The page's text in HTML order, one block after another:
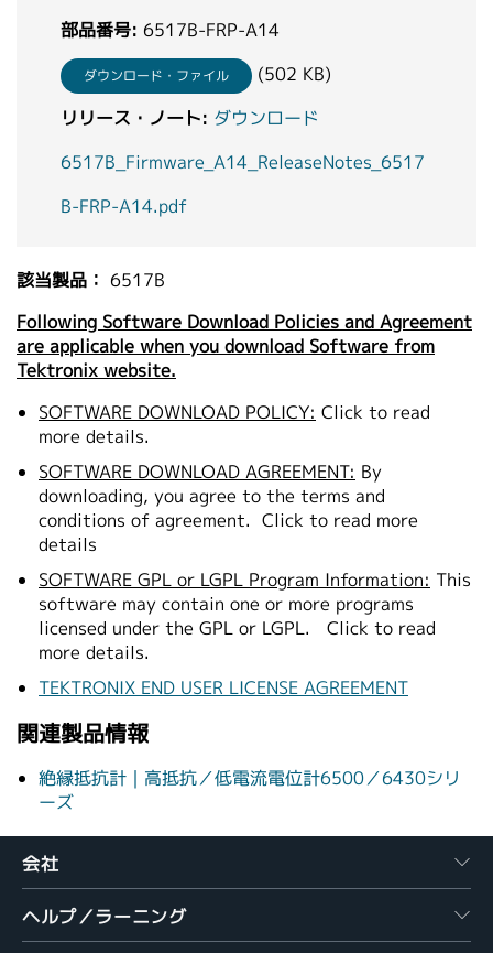
部品番号: 6517B-FRP-A14
ダウンロード・ファイル
(502 KB)
リリース・ノート: ダウンロード
6517B_Firmware_A14_ReleaseNotes_6517
B-FRP-A14.pdf
該当製品： 6517B
Following Software Download Policies and Agreement
are applicable when you download Software from
Tektronix website.
SOFTWARE DOWNLOAD POLICY: Click to read
more details.
SOFTWARE DOWNLOAD AGREEMENT: By
downloading, you agree to the terms and
conditions of agreement. Click to read more
details
SOFTWARE GPL or LGPL Program Information: This
software may contain one or more programs
licensed under the GPL or LGPL.
Click to read
more details.
TEKTRONIX END USER LICENSE AGREEMENT
関連製品情報
絶縁抵抗計｜高抵抗／低電流電位計6500／6430シリ
ーズ
会社
ヘルプ／ラーニング